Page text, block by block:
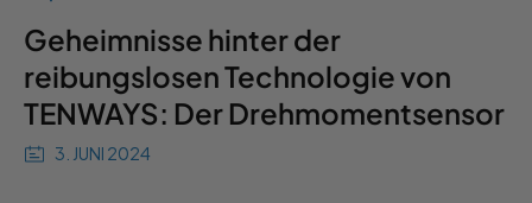
Geheimnisse hinter der
reibungslosen Technologie von
TENWAYS: Der Drehmomentsensor
3. JUNI 2024